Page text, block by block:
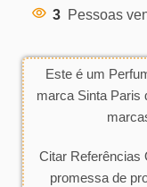
3 Pessoas
Este é um
marca Sinta Paris
Citar Referências
promessa de